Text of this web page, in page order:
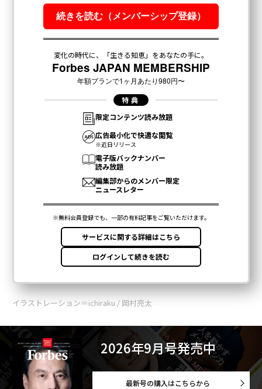
イラストレーション＝ichiraku / 岡村亮太
2026年9月号発売中
最新号の購入はこちらから